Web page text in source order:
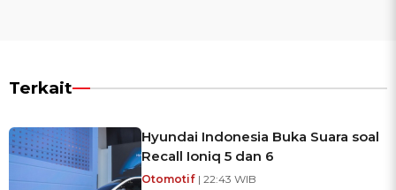
Terkait
Hyundai Indonesia Buka Suara soal
Recall Ioniq 5 dan 6
Otomotif | 22:43 WIB